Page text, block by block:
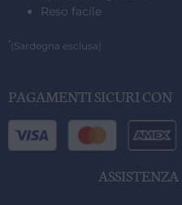
Reso facile
*(Sardegna esclusa)
PAGAMENTI SICURI CON